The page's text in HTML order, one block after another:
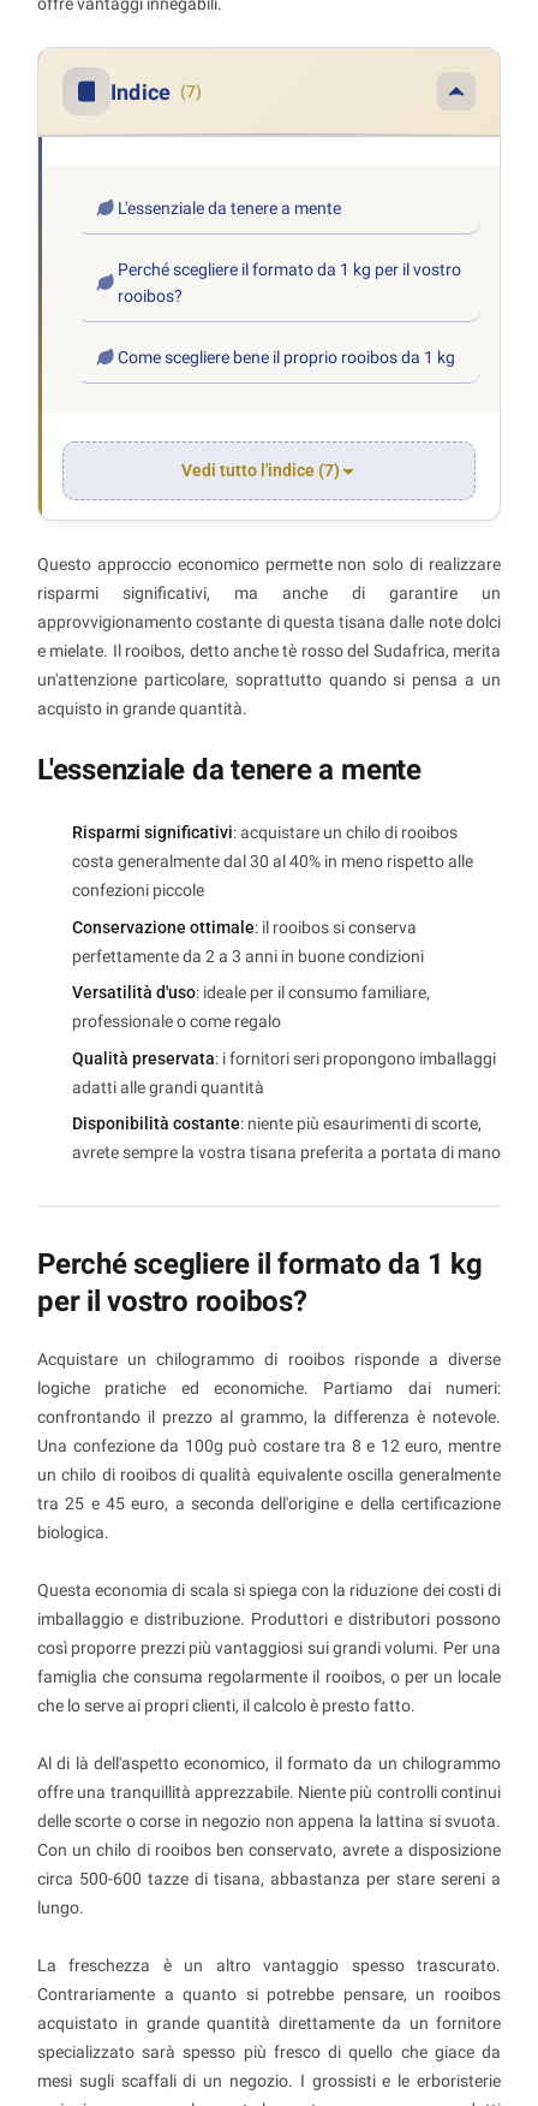
offre vantaggi innegabili.
Indice (7)
L'essenziale da tenere a mente
Perché scegliere il formato da 1 kg per il vostro
rooibos?
Come scegliere bene il proprio rooibos da 1 kg
Vedi tutto l'indice (7)
Questo approccio economico permette non solo di realizzare
risparmi significativi, ma anche di garantire un
approvvigionamento costante di questa tisana dalle note dolci
e mielate. Il rooibos, detto anche tè rosso del Sudafrica, merita
un'attenzione particolare, soprattutto quando si pensa a un
acquisto in grande quantità.
L'essenziale da tenere a mente
Risparmi significativi: acquistare un chilo di rooibos
costa generalmente dal 30 al 40% in meno rispetto alle
confezioni piccole
Conservazione ottimale: il rooibos si conserva
perfettamente da 2 a 3 anni in buone condizioni
Versatilità d'uso: ideale per il consumo familiare,
professionale o come regalo
Qualità preservata: i fornitori seri propongono imballaggi
adatti alle grandi quantità
Disponibilità costante: niente più esaurimenti di scorte,
avrete sempre la vostra tisana preferita a portata di mano
Perché scegliere il formato da 1 kg
per il vostro rooibos?
Acquistare un chilogrammo di rooibos risponde a diverse
logiche pratiche ed economiche. Partiamo dai numeri:
confrontando il prezzo al grammo, la differenza è notevole.
Una confezione da 100g può costare tra 8 e 12 euro, mentre
un chilo di rooibos di qualità equivalente oscilla generalmente
tra 25 e 45 euro, a seconda dell'origine e della certificazione
biologica.
Questa economia di scala si spiega con la riduzione dei costi di
imballaggio e distribuzione. Produttori e distributori possono
così proporre prezzi più vantaggiosi sui grandi volumi. Per una
famiglia che consuma regolarmente il rooibos, o per un locale
che lo serve ai propri clienti, il calcolo è presto fatto.
Al di là dell'aspetto economico, il formato da un chilogrammo
offre una tranquillità apprezzabile. Niente più controlli continui
delle scorte o corse in negozio non appena la lattina si svuota.
Con un chilo di rooibos ben conservato, avrete a disposizione
circa 500-600 tazze di tisana, abbastanza per stare sereni a
lungo.
La freschezza è un altro vantaggio spesso trascurato.
Contrariamente a quanto si potrebbe pensare, un rooibos
acquistato in grande quantità direttamente da un fornitore
specializzato sarà spesso più fresco di quello che giace da
mesi sugli scaffali di un negozio. I grossisti e le erboristerie